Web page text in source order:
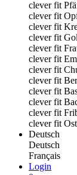
clever fit
clever fit
clever fit
clever fit
clever fit
clever fit
clever fit
clever fit
clever fit
clever fit
clever fit
clever fit
Deutsch
Deutsch
Français
Login